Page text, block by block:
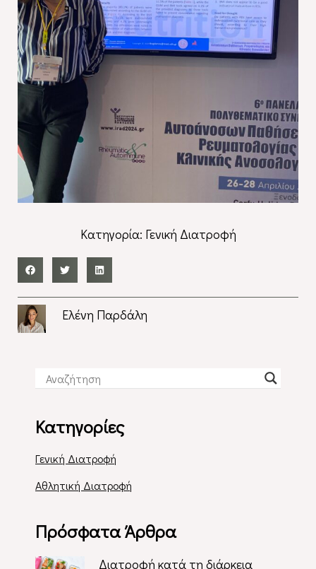
Κατηγορία: Γενική Διατροφή
Ελένη Παρδάλη
Κατηγορίες
Γενική Διατροφή
Αθλητική Διατροφή
Πρόσφατα Άρθρα
Διατροφή κατά τη διάρκεια